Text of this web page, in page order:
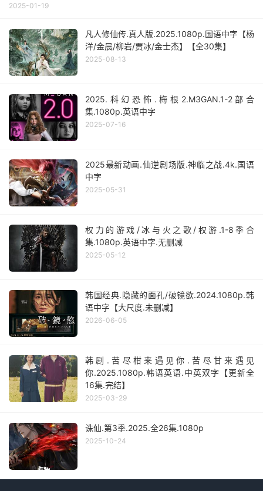
2025-01-19
凡人修仙传.真人版.2025.1080p.国语中字【杨
洋/金晨/柳岩/贾冰/金士杰】【全30集】
2025-08-13
2025.科幻恐怖.梅根2.M3GAN.1-2部合
集.1080p.英语中字
2025-07-16
2025最新动画.仙逆剧场版.神临之战.4k.国语
中字
2025-05-31
权力的游戏/冰与火之歌/权游.1-8季合
集.1080p.英语中字.无删减
2025-05-12
韩国经典.隐藏的面孔/破镜欲.2024.1080p.韩
语中字【大尺度.未删减】
2026-06-05
韩剧.苦尽柑来遇见你.苦尽甘来遇见
你.2025.1080p.韩语英语.中英双字【更新全
16集.完结】
2025-03-29
诛仙.第3季.2025.全26集.1080p
2025-10-24